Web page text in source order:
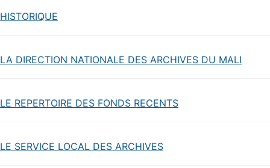
HISTORIQUE
LA DIRECTION NATIONALE DES ARCHIVES DU MALI
LE REPERTOIRE DES FONDS RECENTS
LE SERVICE LOCAL DES ARCHIVES